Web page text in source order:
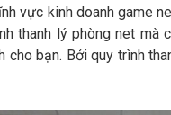
vực kinh doanh game
thanh lý phòng net
bạn. Bởi quy trình